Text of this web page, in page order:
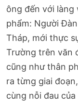
ông đến với làng
phẩm: Người
Tháp, mới thực
Trường trên văn
cũng như thân
ra từng giai
cùng nỗi đau